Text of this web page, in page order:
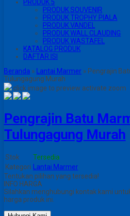
PRODUK 5
PRODUK SOUVENIR
PRODUK TROPHY PIALA
PRODUK VANDEL
PRODUK WALL CLAUDING
PRODUK WASTAFEL
KATALOG PRODUK
DAFTAR ISI
Beranda » Lantai Marmer » Pengrajin
Tulungagung Murah
click image to preview activate zoom
Pengrajin Batu
Tulungagung Murah
Stok
Tersedia
Kategori Lantai Marmer
Tentukan pilihan yang tersedia!
INFO HARGA
Silahkan menghubungi kontak kami
harga produk ini.